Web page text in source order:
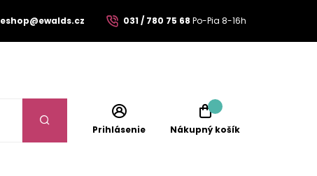
eshop@ewalds.cz 031 / 780 75 68 Po-Pia 8-16h
Prihlásenie Nákupný košík